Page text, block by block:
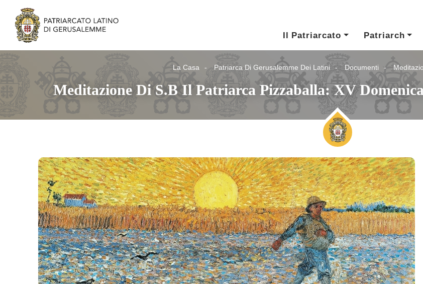
Il Patriarcato
Patriarch
La Casa Patriarca Di Gerusalemme Dei Latini Documenti
Meditazione Di S.B Il Patriarca Pizzaballa: XV